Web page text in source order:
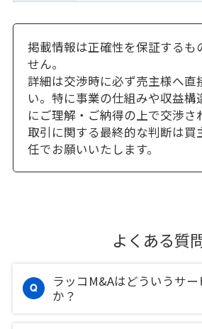
掲載情報は正確性を保証するも
せん。
詳細は交渉時に必ず売主様へ直
い。特に事業の仕組みや収益構
にご理解・ご納得の上で交渉さ
取引に関する最終的な判断は買
任でお願いいたします。
よくある質
ラッコM&Aはどういうサ
か？